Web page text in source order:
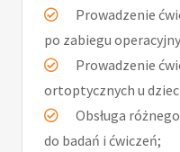
Prowadzenie
po zabiegu
Prowadzenie
ortoptycznych u
Obsługa
do badań i ćwiczeń;